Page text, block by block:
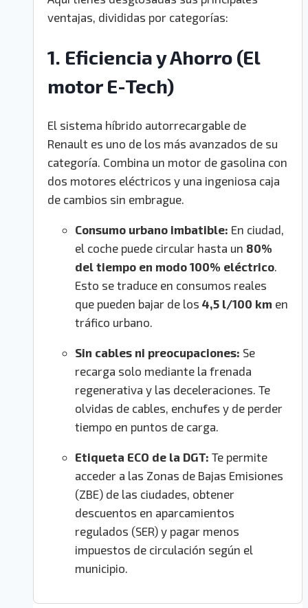
ventajas, divididas por categorías:
1. Eficiencia y Ahorro (El
motor E-Tech)
El sistema híbrido autorrecargable de
Renault es uno de los más avanzados de su
categoría. Combina un motor de gasolina con
dos motores eléctricos y una ingeniosa caja
de cambios sin embrague.
Consumo urbano imbatible: En ciudad,
el coche puede circular hasta un 80%
del tiempo en modo 100% eléctrico.
Esto se traduce en consumos reales
que pueden bajar de los 4,5 l/100 km en
tráfico urbano.
Sin cables ni preocupaciones: Se
recarga solo mediante la frenada
regenerativa y las deceleraciones. Te
olvidas de cables, enchufes y de perder
tiempo en puntos de carga.
Etiqueta ECO de la DGT: Te permite
acceder a las Zonas de Bajas Emisiones
(ZBE) de las ciudades, obtener
descuentos en aparcamientos
regulados (SER) y pagar menos
impuestos de circulación según el
municipio.